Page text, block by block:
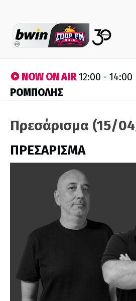
NOW ON AIR12:00 - 14:00
ΡΟΜΠΟΛΗΣ
Πρεσάρισμα (15/
ΠΡΕΣΑΡΙΣΜΑ